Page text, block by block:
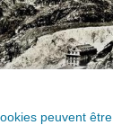
peuvent être